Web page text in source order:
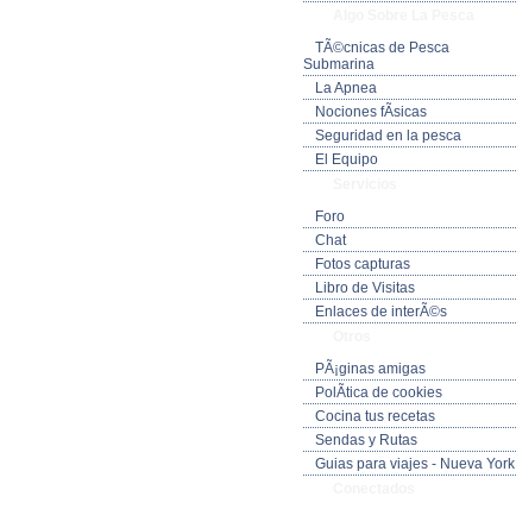
TÃ©cnicas de Pesca
Submarina
La Apnea
Nociones fÃ­sicas
Seguridad en la pesca
El Equipo
Foro
Chat
Fotos capturas
Libro de Visitas
Enlaces de interÃ©s
PÃ¡ginas amigas
PolÃ­tica de cookies
Cocina tus recetas
Sendas y Rutas
Guias para viajes - Nueva York